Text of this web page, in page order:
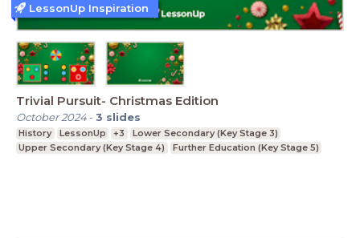
Trivial Pursuit- Christmas Edition
October 2024-3 slides
History LessonUp +3
Lower Secondary (Key Stage 3)
Upper Secondary (Key Stage 4)
Further Education (Key Stage 5)
LessonUp Inspiration